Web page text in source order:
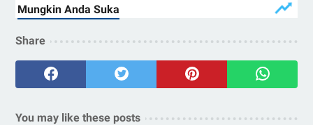
Share
You may like these posts